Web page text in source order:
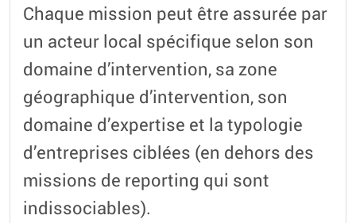
Chaque mission peut être assurée par
un acteur local spécifique selon son
domaine d’intervention, sa zone
géographique d’intervention, son
domaine d’expertise et la typologie
d’entreprises ciblées (en dehors des
missions de reporting qui sont
indissociables).